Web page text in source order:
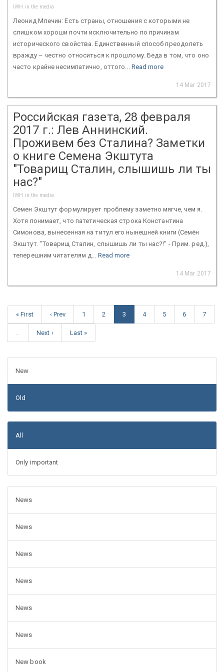
IWH in the media
Леонид Млечин: Есть страны, отношения с которыми не
слишком хороши почти исключительно по причинам
исторического свойства. Единственный способ преодолеть
вражду – честно относиться к прошлому. Беда в том, что оно
часто крайне несимпатично, оттого... Read more
14 Mar 2017
Российская газета, 28 февраля
2017 г.: Лев Аннинский.
Проживем без Сталина? Заметки
о книге Семена Экштута
"Товарищ Сталин, слышишь ли ты
нас?"
IWH in the media
Семен Экштут формулирует проблему заметно мягче, чем я.
Хотя понимает, что патетическая строка Константина
Симонова, вынесенная на титул его нынешней книги (Семён
Экштут. "Товарищ Сталин, слышишь ли ты нас?!" - Прим. ред.),
теперешним читателям д... Read more
14 Mar 2017
« First ‹ Prev 1 2 3 4 5 6 7
Next › Last »
New
Old
All
Only important
News
News
News
News
News
News
New book